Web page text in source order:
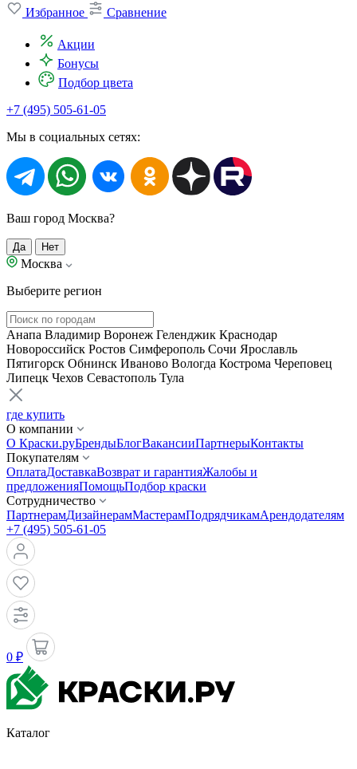
Избранное
Сравнение
Акции
Бонусы
Подбор цвета
+7 (495) 505-61-05
Мы в социальных сетях:
Ваш город Москва?
Да Нет
Москва
Выберите регион
Анапа Владимир Воронеж Геленджик Краснодар
Новороссийск Ростов Симферополь Сочи Ярославль
Пятигорск Обнинск Иваново Вологда Кострома Череповец
Липецк Чехов Севастополь Тула
где купить
О компании
О Краски.руБрендыБлогВакансииПартнерыКонтакты
Покупателям
ОплатаДоставкаВозврат и гарантияЖалобы и
предложенияПомощьПодбор краски
Сотрудничество
ПартнерамДизайнерамМастерамПодрядчикамАрендодателям
+7 (495) 505-61-05
0 ₽
Каталог